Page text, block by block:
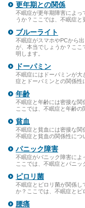
更年期との関係
不眠症が更年期障害によっ
うか？ここでは、不眠症と
ブルーライト
不眠症がスマホやPCから
が、本当でしょうか？ここ
明します。
ドーパミン
不眠症にはドーパミンが大
症とドーパミンとの関係性
年齢
不眠症と年齢には密接な関
ここでは、不眠症と年齢の
貧血
不眠症と貧血には密接な関
不眠症と貧血の関係性につ
パニック障害
不眠症がパニック障害によ
ここでは、不眠症とパニッ
ピロリ菌
不眠症とピロリ菌が関係し
か？ここでは、不眠症とピ
腰痛